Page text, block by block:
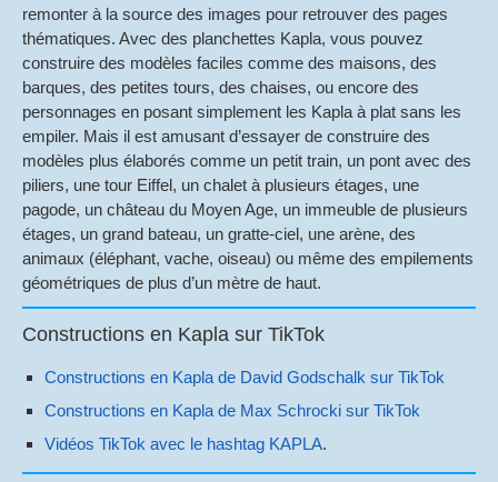
remonter à la source des images pour retrouver des pages
thématiques. Avec des planchettes Kapla, vous pouvez
construire des modèles faciles comme des maisons, des
barques, des petites tours, des chaises, ou encore des
personnages en posant simplement les Kapla à plat sans les
empiler. Mais il est amusant d’essayer de construire des
modèles plus élaborés comme un petit train, un pont avec des
piliers, une tour Eiffel, un chalet à plusieurs étages, une
pagode, un château du Moyen Age, un immeuble de plusieurs
étages, un grand bateau, un gratte-ciel, une arène, des
animaux (éléphant, vache, oiseau) ou même des empilements
géométriques de plus d’un mètre de haut.
Constructions en Kapla sur TikTok
Constructions en Kapla de David Godschalk sur TikTok
Constructions en Kapla de Max Schrocki sur TikTok
Vidéos TikTok avec le hashtag KAPLA.